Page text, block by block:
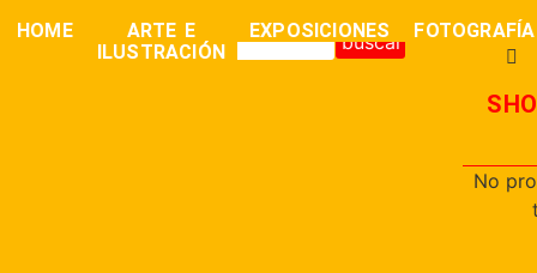
HOME
ARTE E
ILUSTRACIÓN
EXPOSICIONES FOTOGRAFÍA
buscar
0,00€
No